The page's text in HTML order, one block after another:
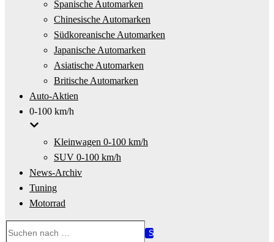
Spanische Automarken
Chinesische Automarken
Südkoreanische Automarken
Japanische Automarken
Asiatische Automarken
Britische Automarken
Auto-Aktien
0-100 km/h
Kleinwagen 0-100 km/h
SUV 0-100 km/h
News-Archiv
Tuning
Motorrad
nach …